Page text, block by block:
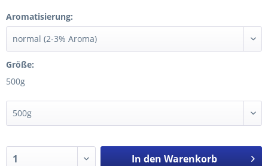
Aromatisierung:
Größe:
500g
In den Warenkorb